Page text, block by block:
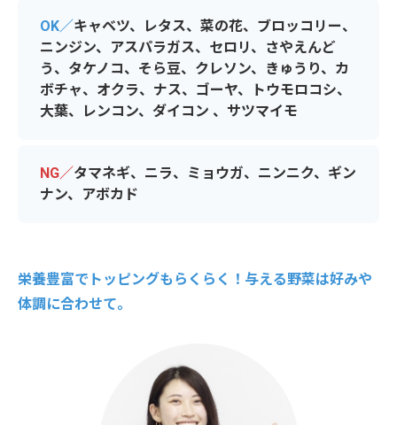
OK／キャベツ、レタス、菜の花、ブロッコリー、
ニンジン、アスパラガス、セロリ、さやえんど
う、タケノコ、そら豆、クレソン、きゅうり、カ
ボチャ、オクラ、ナス、ゴーヤ、トウモロコシ、
大葉、レンコン、ダイコン 、サツマイモ
NG／タマネギ、ニラ、ミョウガ、ニンニク、ギン
ナン、アボカド
栄養豊富でトッピングもらくらく！与える野菜は好みや
体調に合わせて。